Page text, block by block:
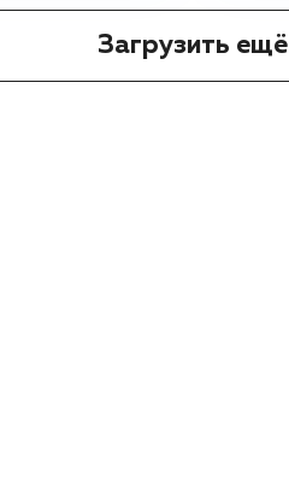
Загрузить ещё